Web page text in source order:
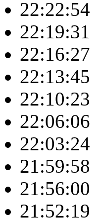
22:22:54
22:19:31
22:16:27
22:13:45
22:10:23
22:06:06
22:03:24
21:59:58
21:56:00
21:52:19